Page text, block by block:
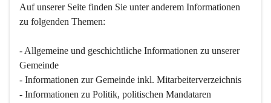
Auf unserer Seite finden Sie un­ter an­de­rem Informationen
zu folgenden Themen:
- Allgemeine und geschichtliche Informationen zu unserer
Gemeinde
- Informationen zur Gemeinde inkl. Mitarbeiterverzeichnis
- Informationen zu Politik, politischen Mandataren